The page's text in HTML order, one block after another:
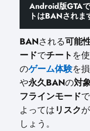
Android版GTA
トはBANされま
BANされる可能
ードでチートを
のゲーム体験を
や永久BANの対
フラインモード
よってはリスク
しょう。